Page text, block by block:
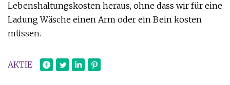
Lebenshaltungskosten heraus, ohne dass wir für eine
Ladung Wäsche einen Arm oder ein Bein kosten
müssen.
AKTIE